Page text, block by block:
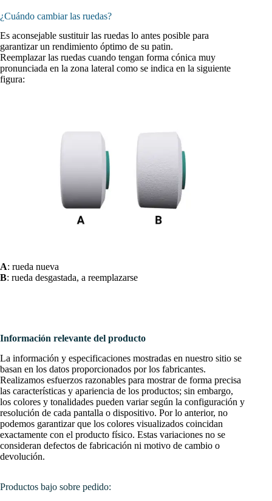
¿Cuándo cambiar las ruedas?
Es aconsejable sustituir las ruedas lo antes posible para
garantizar un rendimiento óptimo de su patin.
Reemplazar las ruedas cuando tengan forma cónica muy
pronunciada en la zona lateral como se indica en la siguiente
figura:
A: rueda nueva
B: rueda desgastada, a reemplazarse
Información relevante del producto
La información y especificaciones mostradas en nuestro sitio se
basan en los datos proporcionados por los fabricantes.
Realizamos esfuerzos razonables para mostrar de forma precisa
las características y apariencia de los productos; sin embargo,
los colores y tonalidades pueden variar según la configuración y
resolución de cada pantalla o dispositivo. Por lo anterior, no
podemos garantizar que los colores visualizados coincidan
exactamente con el producto físico. Estas variaciones no se
consideran defectos de fabricación ni motivo de cambio o
devolución.
Productos bajo sobre pedido: